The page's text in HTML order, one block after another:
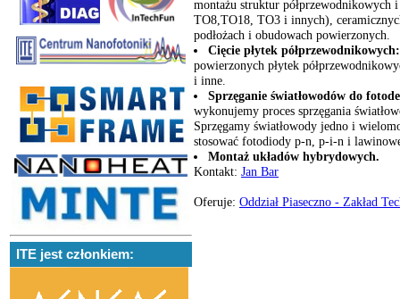
ITE jest członkiem:
montażu struktur
TO8,TO18, TO3 i innych),
podłożach i obudowach powierzonych.
Cięcie płytek
powierzonych płytek
i inne.
Sprzęganie światłowodów do
wykonujemy proces sprzęgania
Sprzęgamy światłowody jedno i
stosować fotodiody p-n, p-i-n i
Montaż układów hybrydowych.
Kontakt: Jan Bar
Oferuje: Oddział Piaseczno - Zakład